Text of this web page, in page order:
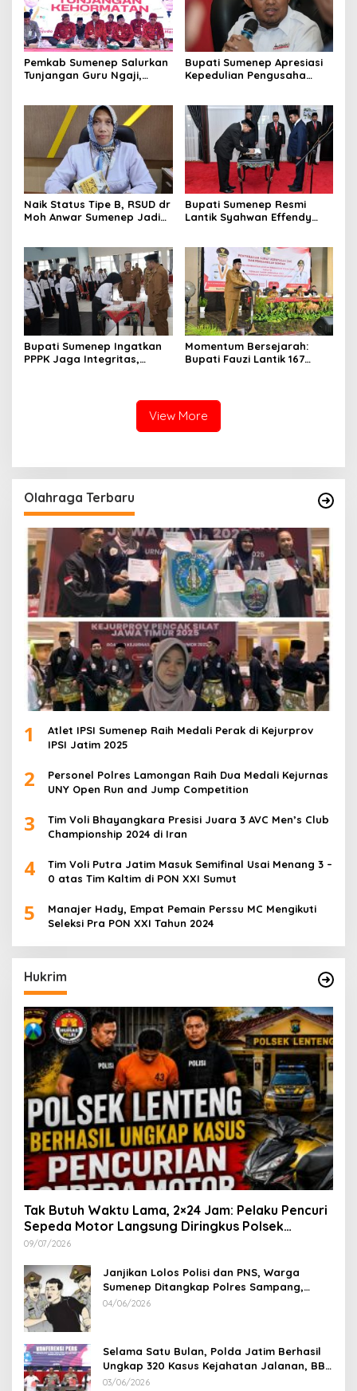
Pemkab Sumenep Salurkan
Tunjangan Guru Ngaji,
Akhlak Generasi
Bupati Sumenep Apresiasi
Kepedulian Pengusaha
Naik Status Tipe B, RSUD dr
Moh Anwar Sumenep Jadi
Bupati Sumenep Resmi
Lantik Syahwan Effendy
Bupati Sumenep Ingatkan
PPPK Jaga Integritas,
Momentum Bersejarah:
Bupati Fauzi Lantik 167
View More
Olahraga Terbaru
1
Atlet IPSI Sumenep Raih Medali Perak di Kejurprov
IPSI Jatim 2025
2
Personel Polres Lamongan Raih Dua Medali Kejurnas
UNY Open Run and Jump Competition
3
Tim Voli Bhayangkara Presisi Juara 3 AVC Men’s Club
Championship 2024 di Iran
4
Tim Voli Putra Jatim Masuk Semifinal Usai Menang 3 –
0 atas Tim Kaltim di PON XXI Sumut
5
Manajer Hady, Empat Pemain Perssu MC Mengikuti
Seleksi Pra PON XXI Tahun 2024
Hukrim
Tak Butuh Waktu Lama, 2×24 Jam: Pelaku Pencuri
Sepeda Motor Langsung Diringkus Polsek
Lenteng di Wilayah Manding
09/07/2026
Janjikan Lolos Polisi dan PNS, Warga
Sumenep Ditangkap Polres Sampang,
Korban Rugi Rp 600 juta
04/06/2026
Selama Satu Bulan, Polda Jatim Berhasil
Ungkap 320 Kasus Kejahatan Jalanan, BB
100 Sepeda Motor dan 12 Mobil Diamankan
03/06/2026